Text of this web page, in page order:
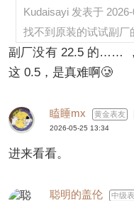
Kudaisayi 发表于
找不到原装的试试副厂
副厂没有 22.5 的……
这 0.5，是真难啊🥲
瞌睡mx 黄金表友
2026-05-25 13:34
进来看看。
聪明的盖伦 中级